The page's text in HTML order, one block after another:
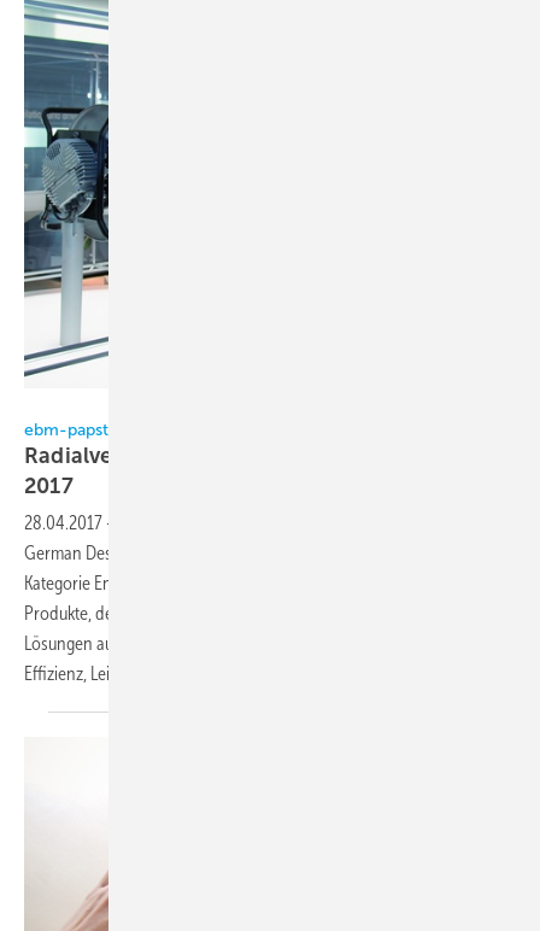
ebm-papst
Radialventilator erhält German Design Award
2017
28.04.2017 -
German Design Award 2017 das Prädikat Special Mention in der
Kategorie Energy erhalten. Mit dieser Auszeichnung würdigt die Jury
Produkte, deren Design besonders gelungene Teilaspekte oder
Lösungen aufweisen. Im Fall des RadiPac ist das die Verbesserung von
Effizienz, Leistung und